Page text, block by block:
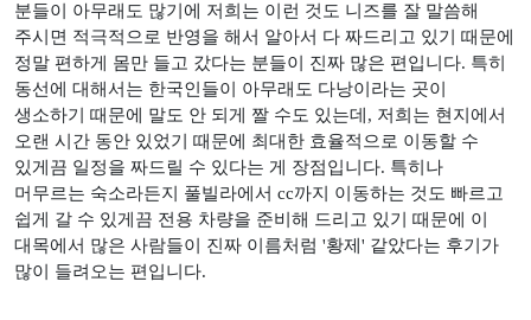
분들이 아무래도 많기에 저희는 이런 것도 니즈를 잘 말씀해
주시면 적극적으로 반영을 해서 알아서 다 짜드리고 있기 때문에
정말 편하게 몸만 들고 갔다는 분들이 진짜 많은 편입니다. 특히
동선에 대해서는 한국인들이 아무래도 다낭이라는 곳이
생소하기 때문에 말도 안 되게 짤 수도 있는데 , 저희는 현지에서
오랜 시간 동안 있었기 때문에 최대한 효율적으로 이동할 수
있게끔 일정을 짜드릴 수 있다는 게 장점입니다. 특히나
머무르는 숙소라든지 풀빌라에서 cc까지 이동하는 것도 빠르고
쉽게 갈 수 있게끔 전용 차량을 준비해 드리고 있기 때문에 이
대목에서 많은 사람들이 진짜 이름처럼 '황제 ' 같았다는 후기가
많이 들려오는 편입니다.